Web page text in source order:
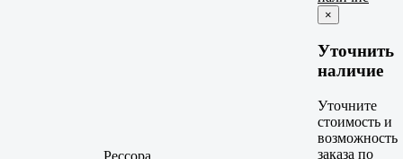
×
Уточнить
наличие
Уточните
стоимость и
возможность
заказа по